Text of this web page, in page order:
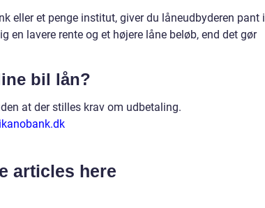
eller et penge institut, giver du låneudbyderen pant i
lavere rente og et højere låne beløb, end det gør
bil lån?
at der stilles krav om udbetaling.
articles here